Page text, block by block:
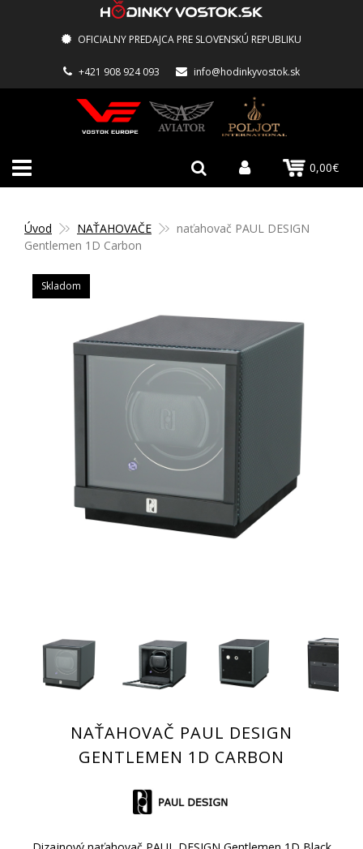
OFICIALNY PREDAJCA PRE SLOVENSKÚ REPUBLIKU
+421 908 924 093 info@hodinkyvostok.sk
0,00€
Úvod NAŤAHOVAČE
naťahovač PAUL DESIGN
Gentlemen 1D Carbon
Skladom
NAŤAHOVAČ PAUL DESIGN
GENTLEMEN 1D CARBON